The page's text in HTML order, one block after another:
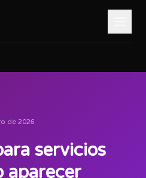
de 2026
servicios
aparecer